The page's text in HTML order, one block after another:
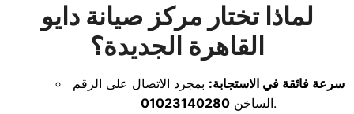
لماذا تختار مركز صيانة دايو
القاهرة الجديدة؟
سرعة فائقة في الاستجابة: بمجرد الاتصال على الرقم
الساخن 01023140280
.